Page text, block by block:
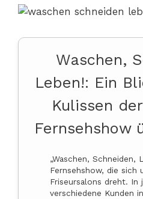
Waschen,
Leben!: Ein
Kulissen
Fernsehshow
„Waschen, Schneiden,
Fernsehshow, die sich
Friseursalons dreht. In
verschiedene Kunden